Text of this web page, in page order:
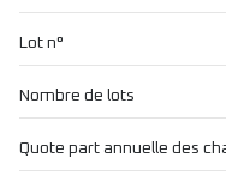
7 étage(s)
Lot n°
Nombre de lots
Quote part annuelle des